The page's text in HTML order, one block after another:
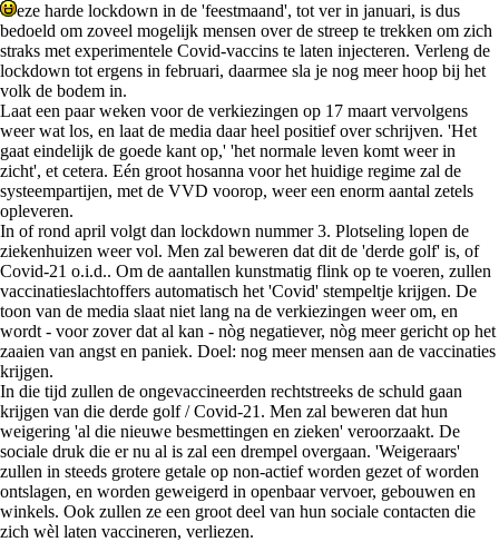
eze harde lockdown in de 'feestmaand', tot ver in januari, is dus
bedoeld om zoveel mogelijk mensen over de streep te trekken om zich
straks met experimentele Covid-vaccins te laten injecteren. Verleng de
lockdown tot ergens in februari, daarmee sla je nog meer hoop bij het
volk de bodem in.
Laat een paar weken voor de verkiezingen op 17 maart vervolgens
weer wat los, en laat de media daar heel positief over schrijven. 'Het
gaat eindelijk de goede kant op,' 'het normale leven komt weer in
zicht', et cetera. Eén groot hosanna voor het huidige regime zal de
systeempartijen, met de VVD voorop, weer een enorm aantal zetels
opleveren.
In of rond april volgt dan lockdown nummer 3. Plotseling lopen de
ziekenhuizen weer vol. Men zal beweren dat dit de 'derde golf' is, of
Covid-21 o.i.d.. Om de aantallen kunstmatig flink op te voeren, zullen
vaccinatieslachtoffers automatisch het 'Covid' stempeltje krijgen. De
toon van de media slaat niet lang na de verkiezingen weer om, en
wordt - voor zover dat al kan - nòg negatiever, nòg meer gericht op het
zaaien van angst en paniek. Doel: nog meer mensen aan de vaccinaties
krijgen.
In die tijd zullen de ongevaccineerden rechtstreeks de schuld gaan
krijgen van die derde golf / Covid-21. Men zal beweren dat hun
weigering 'al die nieuwe besmettingen en zieken' veroorzaakt. De
sociale druk die er nu al is zal een drempel overgaan. 'Weigeraars'
zullen in steeds grotere getale op non-actief worden gezet of worden
ontslagen, en worden geweigerd in openbaar vervoer, gebouwen en
winkels. Ook zullen ze een groot deel van hun sociale contacten die
zich wèl laten vaccineren, verliezen.